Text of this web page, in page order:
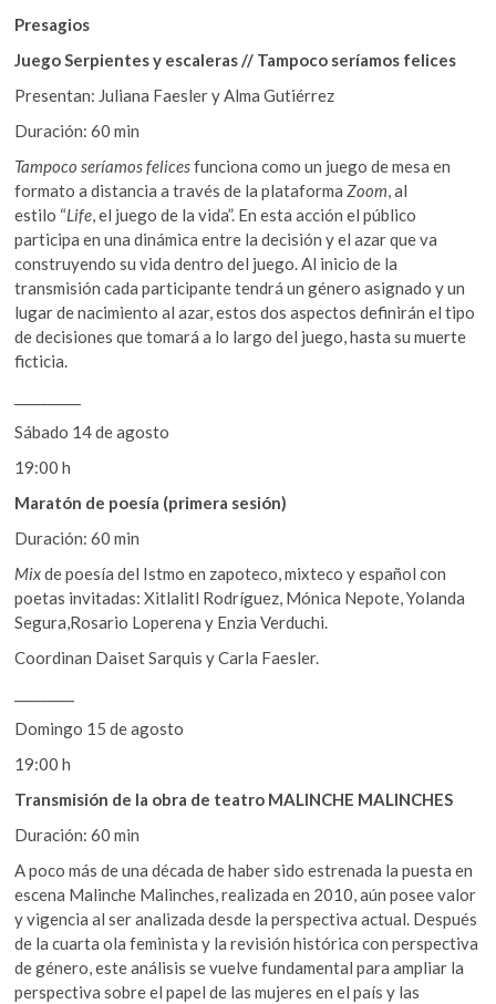
Presagios
Juego Serpientes y escaleras // Tampoco seríamos felices
Presentan: Juliana Faesler y Alma Gutiérrez
Duración: 60 min
Tampoco seríamos felicesfunciona como un juego de mesa en
formato a distancia a través de la plataformaZoom, al
estilo “Life, el juego de la vida”. En esta acción el público
participa en una dinámica entre la decisión y el azar que va
construyendo su vida dentro del juego. Al inicio de la
transmisión cada participante tendrá un género asignado y un
lugar de nacimiento al azar, estos dos aspectos definirán el tipo
de decisiones que tomará a lo largo del juego, hasta su muerte
ficticia.
Sábado 14 de agosto
19:00 h
Maratón de poesía (primera sesión)
Duración: 60 min
Mixde poesía del Istmo en zapoteco, mixteco y español con
poetas invitadas: Xitlalitl Rodríguez, Mónica Nepote, Yolanda
Segura,Rosario Loperena y Enzia Verduchi.
Coordinan Daiset Sarquis y Carla Faesler.
Domingo 15 de agosto
19:00 h
Transmisión de la obra de teatro MALINCHE MALINCHES
Duración: 60 min
A poco más de una década de haber sido estrenada la puesta en
escena Malinche Malinches, realizada en 2010, aún posee valor
y vigencia al ser analizada desde la perspectiva actual. Después
de la cuarta ola feminista y la revisión histórica con perspectiva
de género, este análisis se vuelve fundamental para ampliar la
perspectiva sobre el papel de las mujeres en el país y las